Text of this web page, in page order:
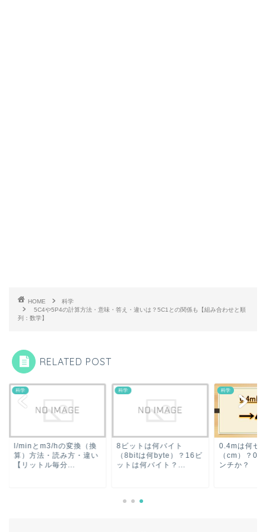
HOME
科学
5C4や5P4の計算方法・意味・答え・違いは？5C1との関係も【組み合わせと順
列：数学】
RELATED POST
とm3/hの変換（換
方法・読み方・違い
ットル毎分...
8ビットは何バイト
（8bitは何byte）？16ビ
ットは何バイト？...
0.4mは何センチ
（cm）？0.4mmは
ンチか？